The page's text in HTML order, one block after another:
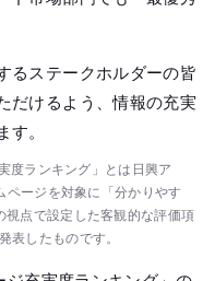
メールマガ
公式SNS
るステークホルダーの皆
だけるよう、情報の充実
。
度ランキング」とは日興ア
ージを対象に「分かりやす
点で設定した客観的な評価項
表したものです。